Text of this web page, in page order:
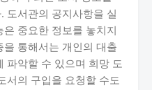
도서관의 공지사항을 실
중요한 정보를 놓치지
통해서는 개인의 대출
파악할 수 있으며 희망 도
서의 구입을 요청할 수도